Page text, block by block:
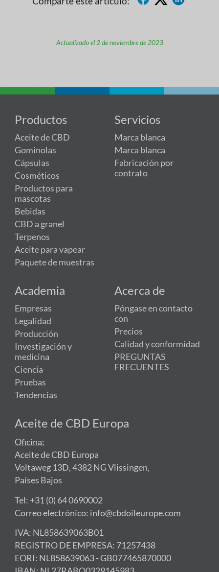
Actualizado el 2 de noviembre de 2023
Productos
Aceite de CBD
Gominolas
Cápsulas
Cosméticos
Productos para
mascotas
Bebidas
CBD a granel
Terpenos
Aceite para vapear
Paquete de muestras
Servicios
Marca blanca
Marca blanca
Fabricación por
contrato
Academia
Empresas
Legalidad
Producción
Investigación y
medicina
Ciencia
Pruebas
Tendencias
Acerca de
Póngase en contacto
con
Precios
Calidad y conformidad
PREGUNTAS
FRECUENTES
Aceite de CBD Europa
Oficina:
Aceite de CBD Europa
Voltaweg 13D, 4382 NG Vlissingen,
Países Bajos
Tel: +31 (0) 64 0690002
Correo electrónico: info@cbdoileurope.com
IVA: NL858639063B01
REGISTRO DE EMPRESA: 71257438
EORI: NL858639063 - GB077465870000